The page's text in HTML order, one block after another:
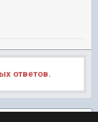
ответов.